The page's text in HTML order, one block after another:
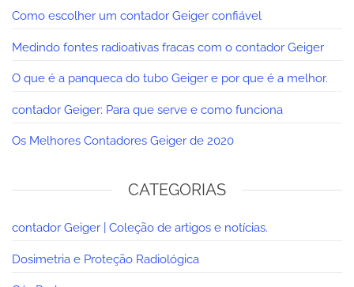
Como escolher um contador Geiger confiável
Medindo fontes radioativas fracas com o contador Geiger
O que é a panqueca do tubo Geiger e por que é a melhor.
contador Geiger: Para que serve e como funciona
Os Melhores Contadores Geiger de 2020
CATEGORIAS
contador Geiger | Coleção de artigos e notícias.
Dosimetria e Proteção Radiológica